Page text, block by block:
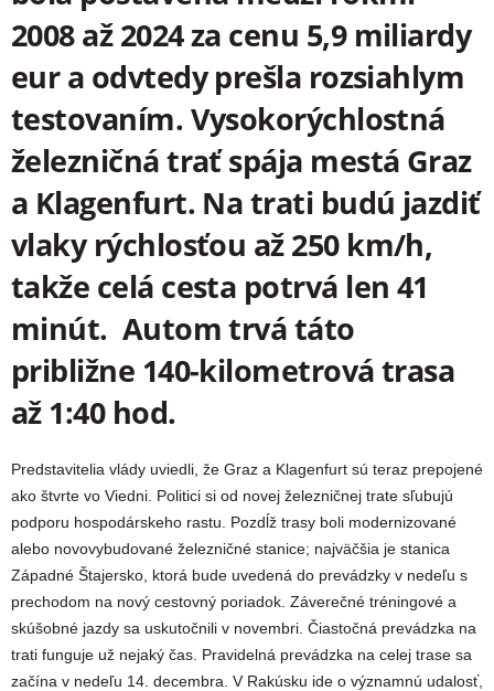
2008 až 2024 za cenu 5,9 miliardy
eur a odvtedy prešla rozsiahlym
testovaním. Vysokorýchlostná
železničná trať spája mestá Graz
a Klagenfurt. Na trati budú jazdiť
vlaky rýchlosťou až 250 km/h,
takže celá cesta potrvá len 41
minút. Autom trvá táto
približne 140-kilometrová trasa
až 1:40 hod.
Predstavitelia vlády uviedli, že Graz a Klagenfurt sú teraz prepojené
ako štvrte vo Viedni. Politici si od novej železničnej trate sľubujú
podporu hospodárskeho rastu. Pozdĺž trasy boli modernizované
alebo novovybudované železničné stanice; najväčšia je stanica
Západné Štajersko, ktorá bude uvedená do prevádzky v nedeľu s
prechodom na nový cestovný poriadok. Záverečné tréningové a
skúšobné jazdy sa uskutočnili v novembri. Čiastočná prevádzka na
trati funguje už nejaký čas. Pravidelná prevádzka na celej trase sa
začína v nedeľu 14. decembra. V Rakúsku ide o významnú udalosť,